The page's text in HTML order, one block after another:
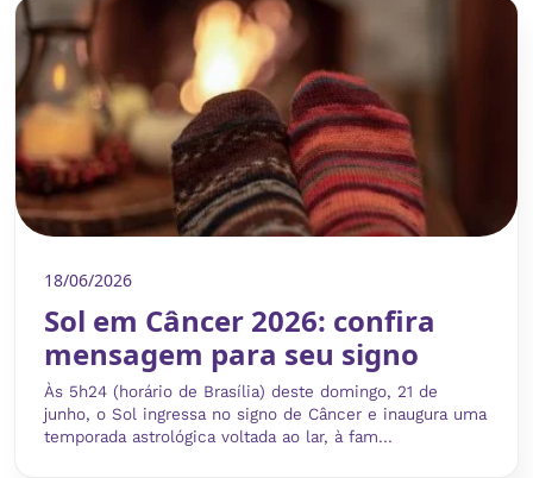
18/06/2026
Sol em Câncer 2026: confira
mensagem para seu signo
Às 5h24 (horário de Brasília) deste domingo, 21 de
junho, o Sol ingressa no signo de Câncer e inaugura uma
temporada astrológica voltada ao lar, à fam...